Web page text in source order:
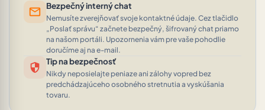
mail Bezpečný interný chat
Nemusíte zverejňovať svoje kontaktné údaje. Cez tlačidlo
„Poslať správu“ začnete bezpečný, šifrovaný chat priamo
na našom portáli. Upozornenia vám pre vaše pohodlie
doručíme aj na e-mail.
security Tip na bezpečnosť
Nikdy neposielajte peniaze ani zálohy vopred bez
predchádzajúceho osobného stretnutia a vyskúšania
tovaru.